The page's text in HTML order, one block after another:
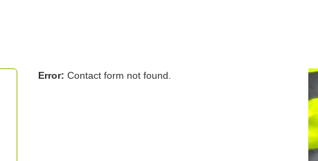
Error: Contact form not found.